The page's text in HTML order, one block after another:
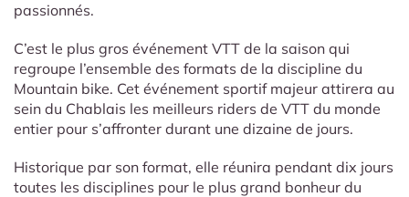
passionnés.
C’est le plus gros événement VTT de la saison qui
regroupe l’ensemble des formats de la discipline du
Mountain bike. Cet événement sportif majeur attirera au
sein du Chablais les meilleurs riders de VTT du monde
entier pour s’affronter durant une dizaine de jours.
Historique par son format, elle réunira pendant dix jours
toutes les disciplines pour le plus grand bonheur du